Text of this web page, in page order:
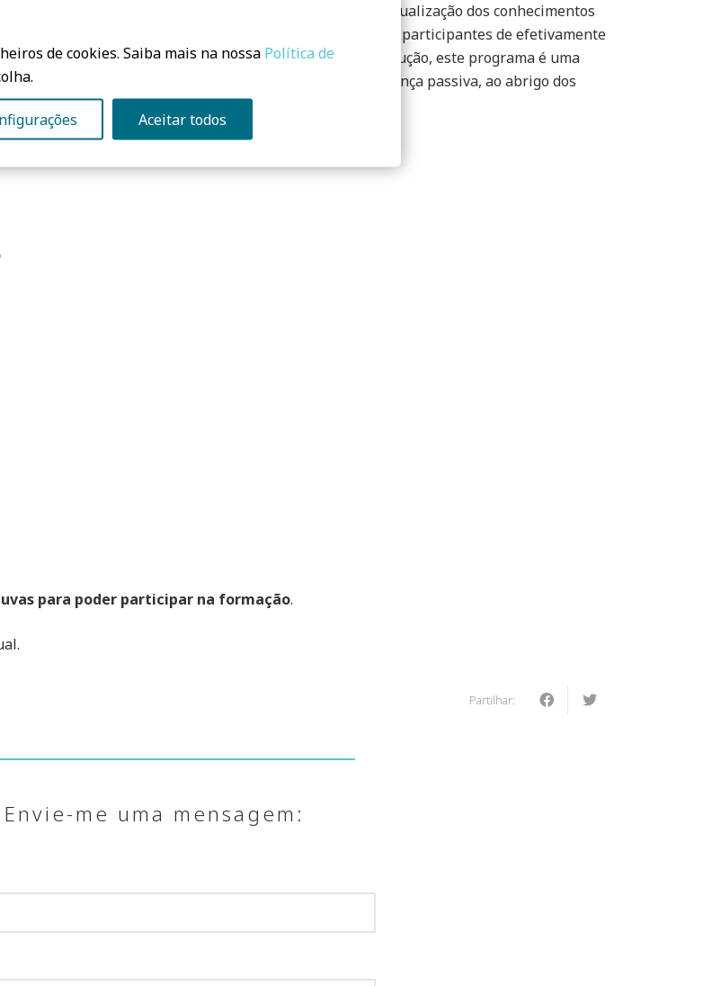
a formação inclui uma componente prática para contextualização dos conhecimentos
reforçar a aprendizagem e assegurar a capacidade dos participantes de efetivamente
Destinado a profissionais de arquitetura e construção, este programa é uma
sobre a seleção e instalação de sistemas de segurança passiva, ao abrigo dos
para poder participar na formação.
Partilhar:
me uma mensagem:
de cookies. Saiba mais na nossa Política de
Aceitar todos